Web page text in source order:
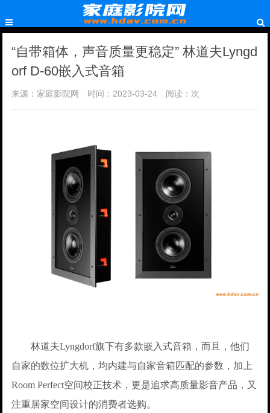
“自带箱体，声音质量更稳定” 林道夫Lyngd
orf D-60嵌入式音箱
来源：家庭影院网 时间：2023-03-24 阅读： 次
林道夫Lyngdorf旗下有多款嵌入式音箱，而且，他们
自家的数位扩大机，均内建与自家音箱匹配的参数，加上
Room Perfect空间校正技术，更是追求高质量影音产品，又
注重居家空间设计的消费者选购。